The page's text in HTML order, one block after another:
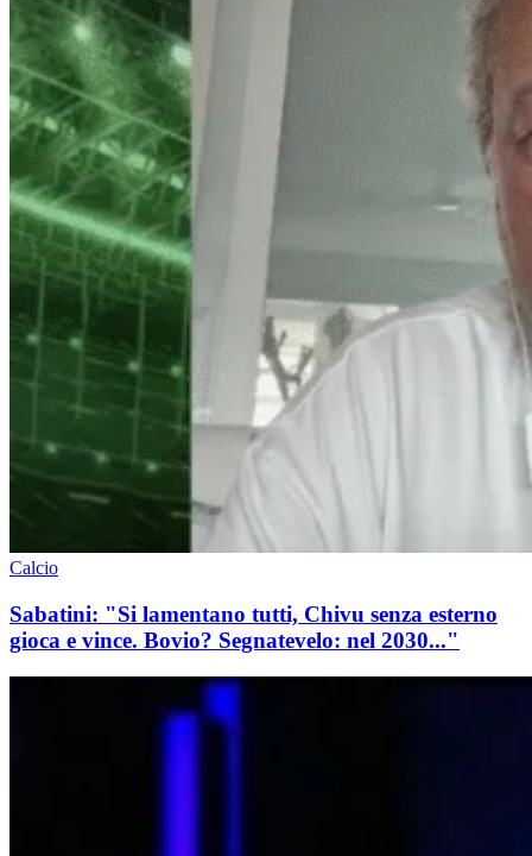
Calcio
Sabatini: "Si lamentano tutti, Chivu senza esterno
gioca e vince. Bovio? Segnatevelo: nel 2030..."